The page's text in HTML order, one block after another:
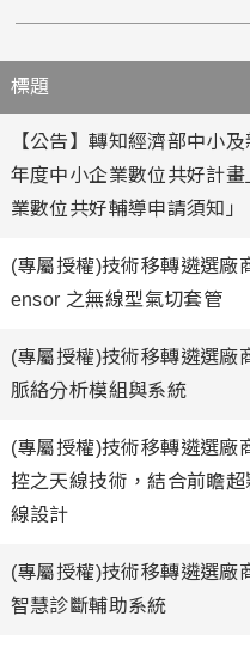
標題
【公告】轉知經濟部中小
年度中小企業數位共好計
業數位共好輔導申請須知」
(專屬授權)技術移轉遴選廠
ensor 之無線型氣切套管
(專屬授權)技術移轉遴選廠
脈絡分析模組與系統
(專屬授權)技術移轉遴選廠
控之天線技術，結合前瞻
線設計
(專屬授權)技術移轉遴選廠
智慧診斷輔助系統